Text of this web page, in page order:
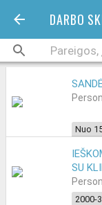
DARBO
Nuo
SU
2000-